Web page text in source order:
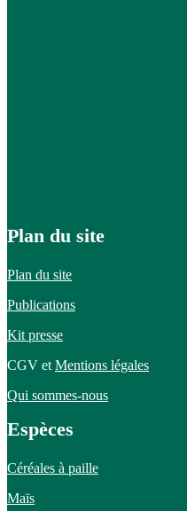
Plan du site
Plan du site
Publications
Kit presse
CGV etMentions légales
Qui sommes-nous
Espèces
Céréales à paille
Maïs